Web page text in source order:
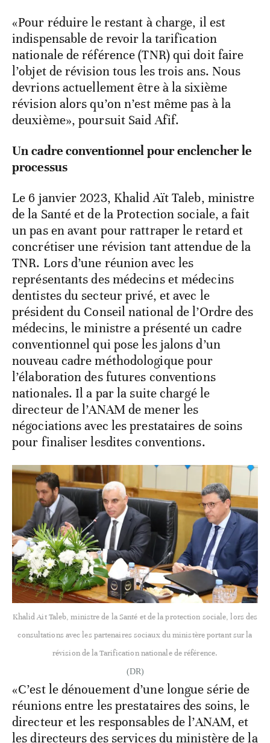
«Pour réduire le restant à charge, il est
indispensable de revoir la tarification
nationale de référence (TNR) qui doit faire
l’objet de révision tous les trois ans. Nous
devrions actuellement être à la sixième
révision alors qu’on n’est même pas à la
deuxième», poursuit Said Afif.
Un cadre conventionnel pour enclencher le
processus
Le 6 janvier 2023, Khalid Aït Taleb, ministre
de la Santé et de la Protection sociale, a fait
un pas en avant pour rattraper le retard et
concrétiser une révision tant attendue de la
TNR. Lors d’une réunion avec les
représentants des médecins et médecins
dentistes du secteur privé, et avec le
président du Conseil national de l’Ordre des
médecins, le ministre a présenté un cadre
conventionnel qui pose les jalons d’un
nouveau cadre méthodologique pour
l’élaboration des futures conventions
nationales. Il a par la suite chargé le
directeur de l’ANAM de mener les
négociations avec les prestataires de soins
pour finaliser lesdites conventions.
Khalid Ait Taleb, ministre de la Santé et de la protection sociale, lors des
consultations avec les partenaires sociaux du ministère portant sur la
révision de la Tarification nationale de référence.
(DR)
«C’est le dénouement d’une longue série de
réunions entre les prestataires des soins, le
directeur et les responsables de l’ANAM, et
les directeurs des services du ministère de la